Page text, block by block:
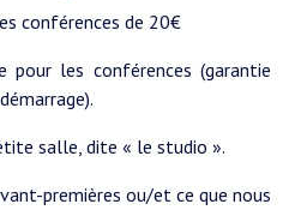
conférences de 20€
pour les conférences (garantie
salle, dite « le studio ».
premières ou/et ce que nous